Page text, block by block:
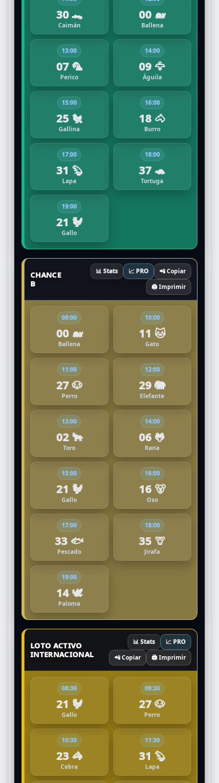
30 🐊
Caimán
00 🐋
Ballena
13:00
07 🦜
Perico
14:00
09 🦅
Águila
15:00
25 🐔
Gallina
16:00
18 🐴
Burro
17:00
31 🦫
Lapa
18:00
37 🐢
Tortuga
19:00
21 🐓
Gallo
CHANCE
B
📊 Stats 📈 PRO
📲 Copiar
🖨️ Imprimir
09:00
00 🐋
Ballena
10:00
11 🐱
Gato
11:00
27 🐶
Perro
12:00
29 🐘
Elefante
13:00
02 🐂
Toro
14:00
06 🐸
Rana
15:00
21 🐓
Gallo
16:00
16 🐻
Oso
17:00
33 🐟
Pescado
18:00
35 🦒
Jirafa
19:00
14 🕊️
Paloma
LOTO ACTIVO
INTERNACIONAL
📊 Stats
📈 PRO
📲 Copiar
🖨️ Imprimir
08:30
21 🐓
Gallo
09:30
27 🐶
Perro
10:30
23 🦓
Cebra
11:30
31 🦫
Lapa